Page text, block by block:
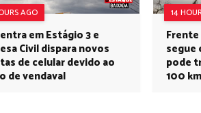
AGO
em Estágio 3 e
Civil dispara novos
de celular devido ao
de vendaval
14
segue
pode
100